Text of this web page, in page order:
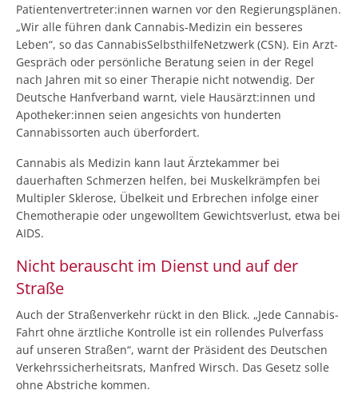
Patientenvertreter:innen warnen vor den Regierungsplänen.
„Wir alle führen dank Cannabis-Medizin ein besseres
Leben“, so das CannabisSelbsthilfeNetzwerk (CSN). Ein Arzt-
Gespräch oder persönliche Beratung seien in der Regel
nach Jahren mit so einer Therapie nicht notwendig. Der
Deutsche Hanfverband warnt, viele Hausärzt:innen und
Apotheker:innen seien angesichts von hunderten
Cannabissorten auch überfordert.
Cannabis als Medizin kann laut Ärztekammer bei
dauerhaften Schmerzen helfen, bei Muskelkrämpfen bei
Multipler Sklerose, Übelkeit und Erbrechen infolge einer
Chemotherapie oder ungewolltem Gewichtsverlust, etwa bei
AIDS.
Nicht berauscht im Dienst und auf der
Straße
Auch der Straßenverkehr rückt in den Blick. „Jede Cannabis-
Fahrt ohne ärztliche Kontrolle ist ein rollendes Pulverfass
auf unseren Straßen“, warnt der Präsident des Deutschen
Verkehrssicherheitsrats, Manfred Wirsch. Das Gesetz solle
ohne Abstriche kommen.